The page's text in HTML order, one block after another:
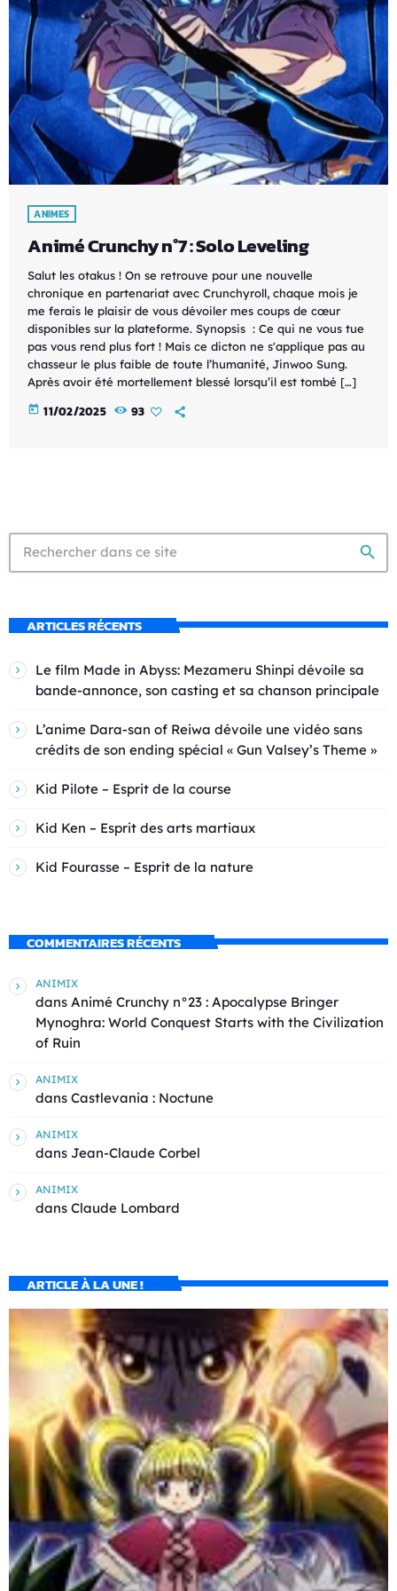
ANIMES
Animé Crunchy n°7 : Solo Leveling
Salut les otakus ! On se retrouve pour une nouvelle
chronique en partenariat avec Crunchyroll, chaque mois je
me ferais le plaisir de vous dévoiler mes coups de cœur
disponibles sur la plateforme. Synopsis : Ce qui ne vous tue
pas vous rend plus fort ! Mais ce dicton ne s'applique pas au
chasseur le plus faible de toute l’humanité, Jinwoo Sung.
Après avoir été mortellement blessé lorsqu’il est tombé […]
today 11/02/2025 93
search
ARTICLES RÉCENTS
Le film Made in Abyss: Mezameru Shinpi dévoile sa
bande-annonce, son casting et sa chanson principale
L’anime Dara-san of Reiwa dévoile une vidéo sans
crédits de son ending spécial « Gun Valsey’s Theme »
Kid Pilote – Esprit de la course
Kid Ken – Esprit des arts martiaux
Kid Fourasse – Esprit de la nature
COMMENTAIRES RÉCENTS
ANIMIX
dans Animé Crunchy n°23 : Apocalypse Bringer
Mynoghra: World Conquest Starts with the Civilization
of Ruin
ANIMIX
dans Castlevania : Noctune
ANIMIX
dans Jean-Claude Corbel
ANIMIX
dans Claude Lombard
ARTICLE À LA UNE !